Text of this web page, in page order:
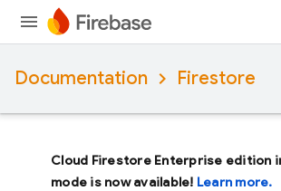
Documentation Firestore
Cloud Firestore Enterprise edition
mode is now available! Learn more.